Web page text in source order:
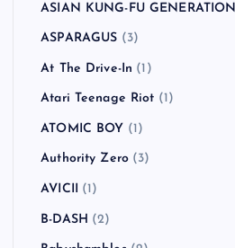
ASIAN KUNG-FU GENERATION
ASPARAGUS (3)
At The Drive-In (1)
Atari Teenage Riot (1)
ATOMIC BOY (1)
Authority Zero (3)
AVICII (1)
B-DASH (2)